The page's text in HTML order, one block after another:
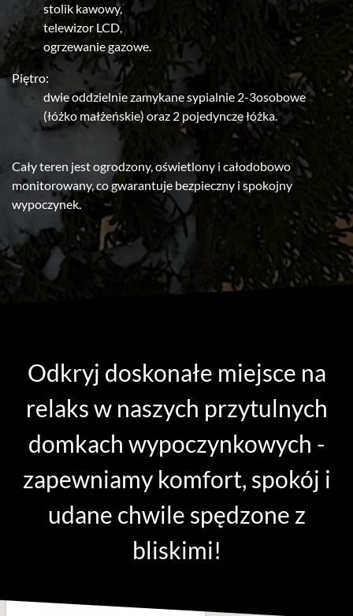
stolik kawowy,
telewizor LCD,
ogrzewanie gazowe.
Piętro:
dwie oddzielnie zamykane sypialnie 2-3osobowe
(łóżko małżeńskie) oraz 2 pojedyncze łóżka.
Cały teren jest ogrodzony, oświetlony i całodobowo
monitorowany, co gwarantuje bezpieczny i spokojny
wypoczynek.
Odkryj doskonałe miejsce na
relaks w naszych przytulnych
domkach wypoczynkowych -
zapewniamy komfort, spokój i
udane chwile spędzone z
bliskimi!